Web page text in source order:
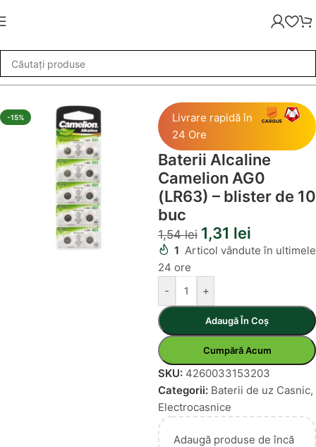
»Baterii Alcaline Camelion AG0 (LR63) – blister de 10 buc
-15%
Livrare rapidă în
24 Ore
Baterii Alcaline
Camelion AG0
(LR63) – blister de 10
buc
1,54lei 1,31 lei
1 Articol vândute în ultimele
24 ore
-
+
Adaugă În Coș
Cumpără Acum
SKU: 4260033153203
Categorii: Baterii de uz Casnic,
Electrocasnice
Adaugă produse de încă